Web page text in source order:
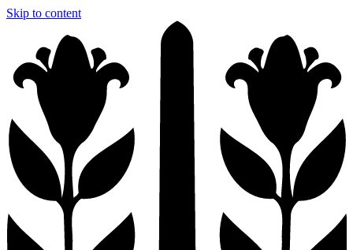
Skip to content